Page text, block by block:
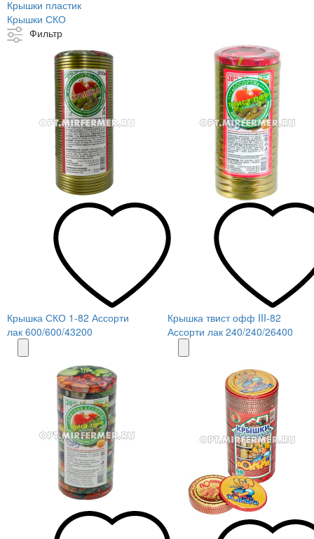
Крышки пластик
Крышки СКО
Фильтр
Крышка СКО 1-82 Ассорти
лак 600/600/43200
Крышка твист офф III-82
Ассорти лак 240/240/26400